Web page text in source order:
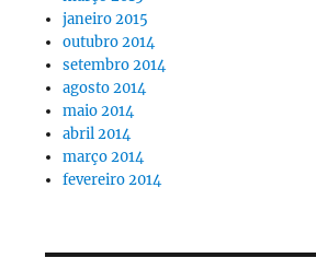
janeiro 2015
outubro 2014
setembro 2014
agosto 2014
maio 2014
abril 2014
março 2014
fevereiro 2014